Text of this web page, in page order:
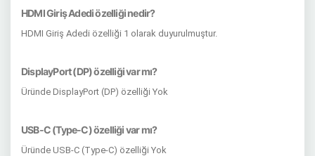
HDMI Giriş Adedi özelliği nedir?
HDMI Giriş Adedi özelliği 1 olarak duyurulmuştur.
DisplayPort (DP) özelliği var mı?
Üründe DisplayPort (DP) özelliği Yok
USB-C (Type-C) özelliği var mı?
Üründe USB-C (Type-C) özelliği Yok